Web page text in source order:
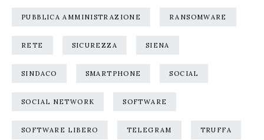
PUBBLICA AMMINISTRAZIONE RANSOMWARE
RETE SICUREZZA SIENA
SINDACO SMARTPHONE SOCIAL
SOCIAL NETWORK SOFTWARE
SOFTWARE LIBERO TELEGRAM TRUFFA